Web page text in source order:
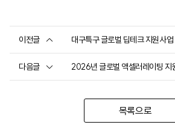
이전글 대구특구 글로벌 딥테크 지원사업
다음글 2026년 글로벌 액셀러레이팅 지
목록으로